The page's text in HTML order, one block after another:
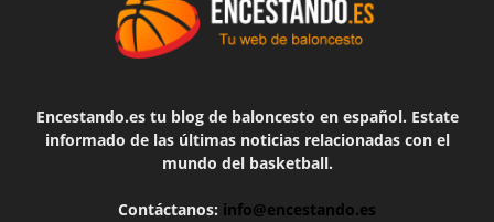
Encestando.es tu blog de baloncesto en español. Estate
informado de las últimas noticias relacionadas con el
mundo del basketball.
Contáctanos: info@encestando.es